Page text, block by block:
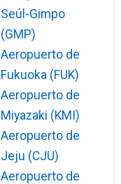
Seúl-Gimpo
(GMP)
Aeropuerto de
Fukuoka (FUK)
Aeropuerto de
Miyazaki (KMI)
Aeropuerto de
Jeju (CJU)
Aeropuerto de